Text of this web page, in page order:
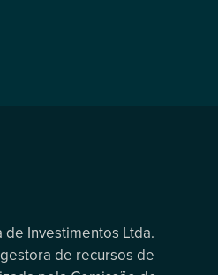
Investimentos Ltda.
de recursos de